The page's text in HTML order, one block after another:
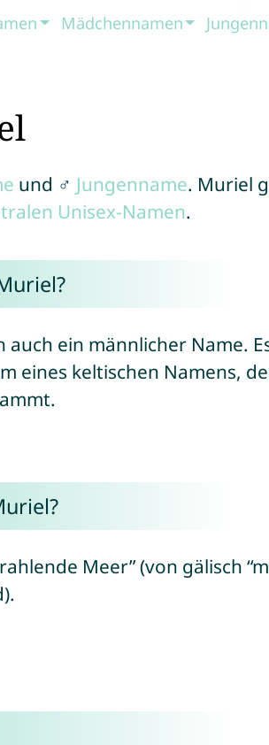
Mädchennamen
und ♂ Jungenname. Muriel
Unisex-Namen.
auch ein männlicher Name.
eines keltischen Namens,
Meer” (von gälisch